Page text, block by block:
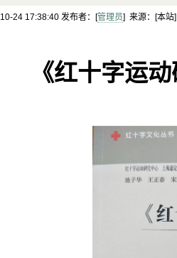
24 17:38:40 发布者：[管理员] 来源：[本站
《红十字运